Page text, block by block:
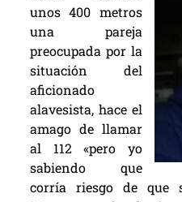
unos 400 metros
una pareja
preocupada por la
situación del
aficionado
alavesista, hace el
amago de llamar
al 112 «pero yo
sabiendo que
corría riesgo de que